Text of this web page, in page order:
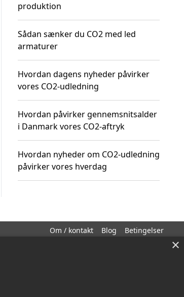
produktion
Sådan sænker du CO2 med led
armaturer
Hvordan dagens nyheder påvirker
vores CO2-udledning
Hvordan påvirker gennemsnitsalder
i Danmark vores CO2-aftryk
Hvordan nyheder om CO2-udledning
påvirker vores hverdag
Om / kontakt Blog Betingelser
×